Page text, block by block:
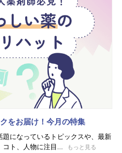
をお届け！今月の特集
になっているトピックスや、最新
コト、人物に注目...
もっと見る